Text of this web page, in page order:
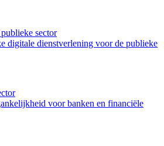
sector
digitale dienstverlening voor de publieke
voor banken en financiële